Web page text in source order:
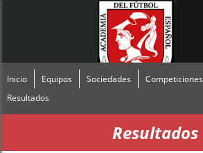
Inicio Equipos Sociedades Competiciones
Resultados
Resultados